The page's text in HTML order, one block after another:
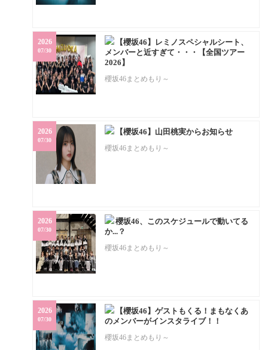
【櫻坂46】レミノスペシャルシート、
メンバーと近すぎて・・・【全国ツアー
2026】
櫻坂46まとめもり～
2026
07/30
【櫻坂46】山田桃実からお知らせ
櫻坂46まとめもり～
2026
07/30
櫻坂46、このスケジュールで動いてる
か...？
櫻坂46まとめもり～
2026
07/30
【櫻坂46】ゲストもくる！まもなくあ
のメンバーがインスタライブ！！
櫻坂46まとめもり～
2026
07/30